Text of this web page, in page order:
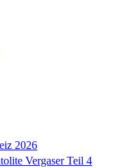
2026
Vergaser Teil 4